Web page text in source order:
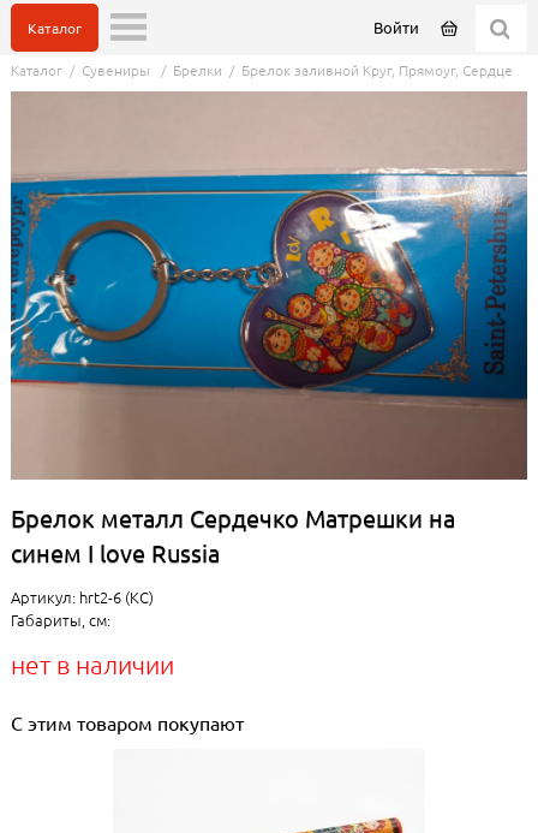
Войти
Каталог
Каталог/ Сувениры / Брелки / Брелок заливной Круг, Прямоуг, Сердце
Брелок металл Сердечко Матрешки на
синем I love Russia
Артикул: hrt2-6 (KC)
Габариты, см:
нет в наличии
С этим товаром покупают